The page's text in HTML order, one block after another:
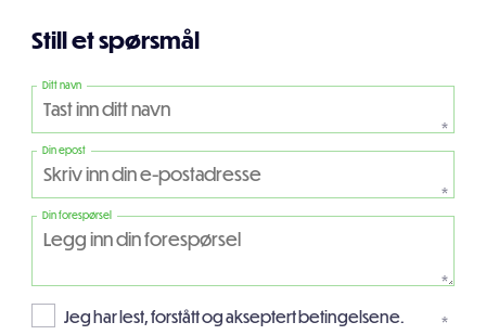
Still et spørsmål
Ditt navn
*
Din epost
*
Din forespørsel
*
Jeg har lest, forstått og akseptert betingelsene. *